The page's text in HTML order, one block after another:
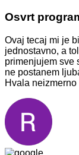
Osvrt
Ovaj tecaj mi je
jednostavno, a
primenjujem sve
ne postanem
Hvala